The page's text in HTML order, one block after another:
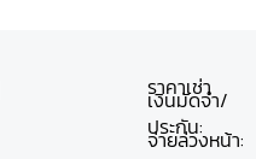
ราคาเช่า
เงินมัดจำ/
ประกัน:
จ่ายล่วงหน้า: